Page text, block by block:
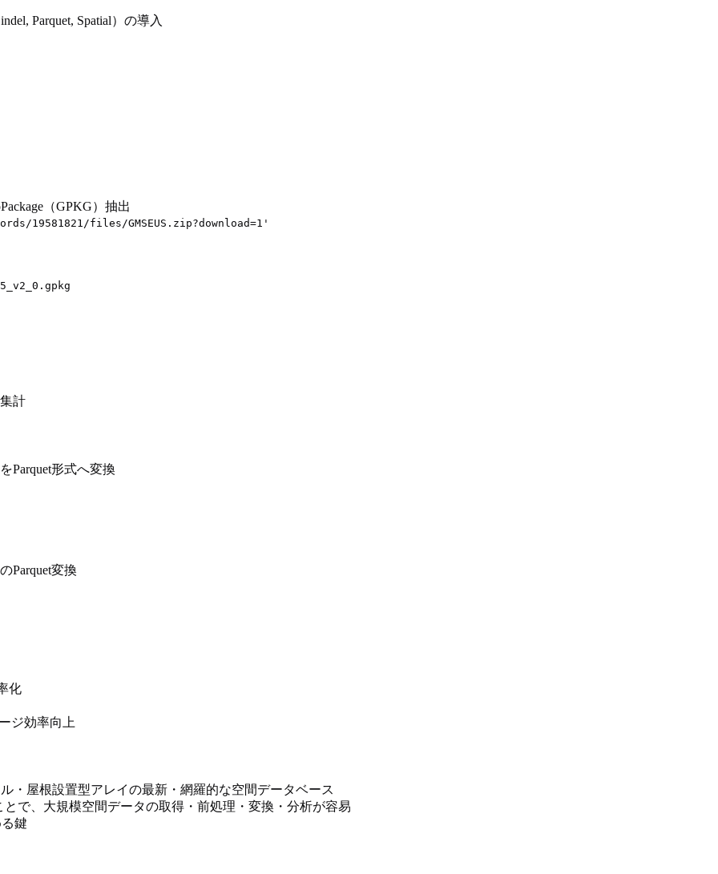
Parquet, Spatial）の導入
（GPKG）抽出
19581821/files/GMSEUS.zip?download=1'
計
Parquet形式へ変換
Parquet変換
化
ジ効率向上
・屋根設置型アレイの最新・網羅的な空間データベース
で、大規模空間データの取得・前処理・変換・分析が容易
鍵